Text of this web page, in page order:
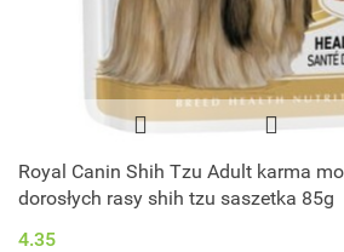
Royal Canin Shih Tzu Adult karma
dorosłych rasy shih tzu saszetka 85g
4.35